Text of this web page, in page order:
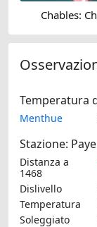
Chables:
Temperatura
Menthue
Stazione:
Distanza a
1468
Dislivello
Temperatura
Soleggiato